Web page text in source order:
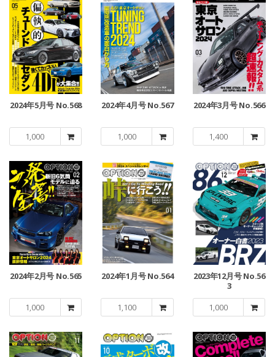
2024年5月号 No.568
1,000
2024年4月号 No.567
1,000
2024年3月号 No.566
1,400
2024年2月号 No.565
1,000
2024年1月号 No.564
1,100
2023年12月号 No.56
3
1,000